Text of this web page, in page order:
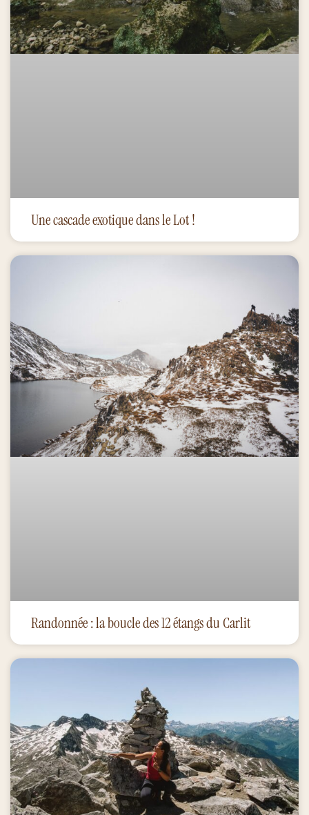
Une cascade exotique dans le Lot !
Randonnée : la boucle des 12 étangs du Carlit